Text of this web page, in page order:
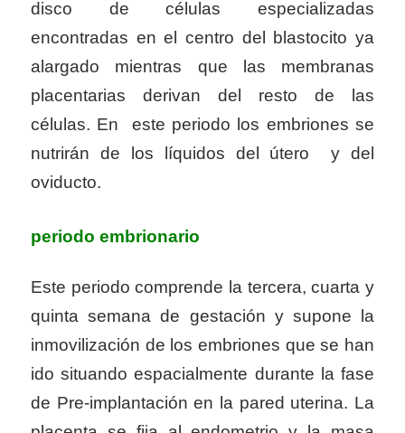
disco de células especializadas
encontradas en el centro del blastocito ya
alargado mientras que las membranas
placentarias derivan del resto de las
células. En este periodo los embriones se
nutrirán de los líquidos del útero y del
oviducto.
periodo embrionario
Este periodo comprende la tercera, cuarta y
quinta semana de gestación y supone la
inmovilización de los embriones que se han
ido situando espacialmente durante la fase
de Pre-implantación en la pared uterina. La